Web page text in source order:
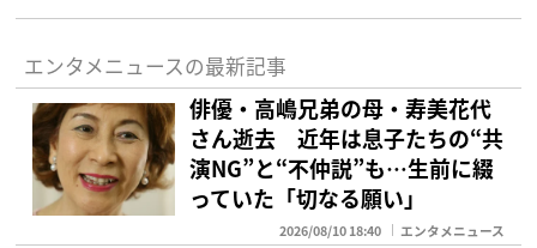
エンタメニュースの最新記事
俳優・高嶋兄弟の母・寿美花代
さん逝去 近年は息子たちの“共
演NG”と“不仲説”も…生前に綴
っていた「切なる願い」
2026/08/10 18:40 エンタメニュース